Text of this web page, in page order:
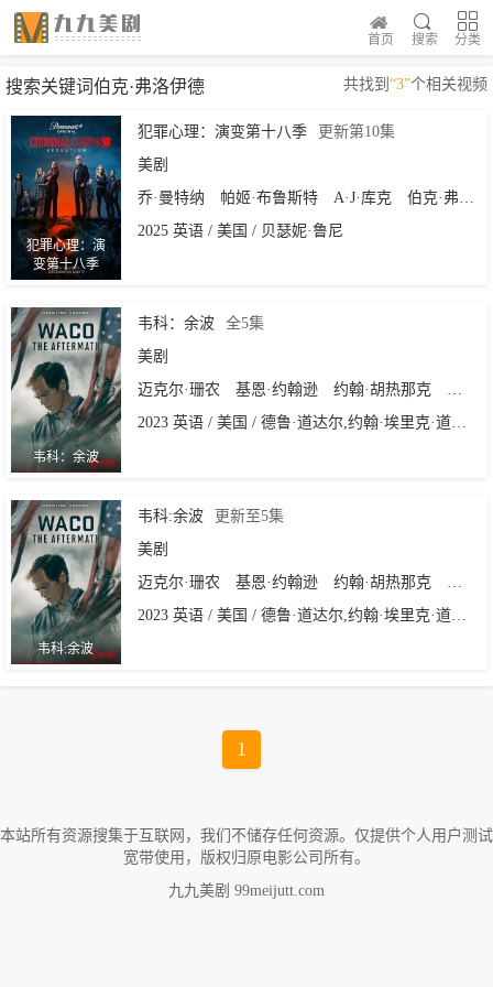
分类
搜索
首页
搜索关键词伯克·弗洛伊德 共找到 “3”个相关视频
犯罪心理：演
变第十八季
犯罪心理：演变第十八季
更新第10集
美剧
乔·曼特纳
帕姬·布鲁斯特 A·J·库克
伯克·弗洛伊德
2025 英语 / 美国 / 贝瑟妮·鲁尼
韦科：余波
韦科：余波
全5集
美剧
迈克尔·珊农
基恩·约翰逊 约翰·胡热那克
迈克
2023 英语 / 美国 / 德鲁·道达尔,约翰·埃里克·道达尔
韦科:余波
韦科:余波
更新至5集
美剧
迈克尔·珊农
基恩·约翰逊 约翰·胡热那克
2023 英语 / 美国 / 德鲁·道达尔,约翰·埃里克·道达尔
1
本站所有资源搜集于互联网，我们不储存任何资源。仅提供个人用户测试
宽带使用，版权归原电影公司所有。
九九美剧 99meijutt.com